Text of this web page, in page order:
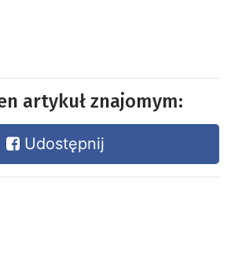
artykuł znajomym:
Udostępnij